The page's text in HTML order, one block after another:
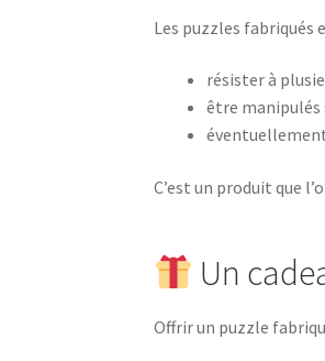
Les puzzles fabriqués
résister à
être manipulés
C’est un produit que
Un
Offrir un puzzle